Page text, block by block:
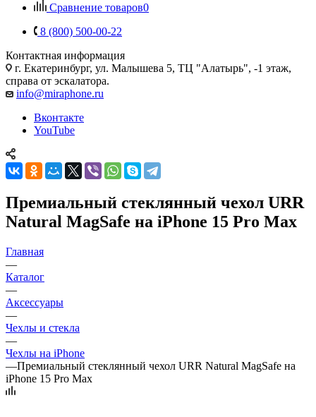
Сравнение товаров0
8 (800) 500-00-22
Контактная информация
г. Екатеринбург, ул. Малышева 5, ТЦ "Алатырь", -1 этаж,
справа от эскалатора.
info@miraphone.ru
Вконтакте
YouTube
Премиальный стеклянный чехол URR
Natural MagSafe на iPhone 15 Pro Max
Главная
—
Каталог
—
Аксессуары
—
Чехлы и стекла
—
Чехлы на iPhone
—Премиальный стеклянный чехол URR Natural MagSafe на
iPhone 15 Pro Max